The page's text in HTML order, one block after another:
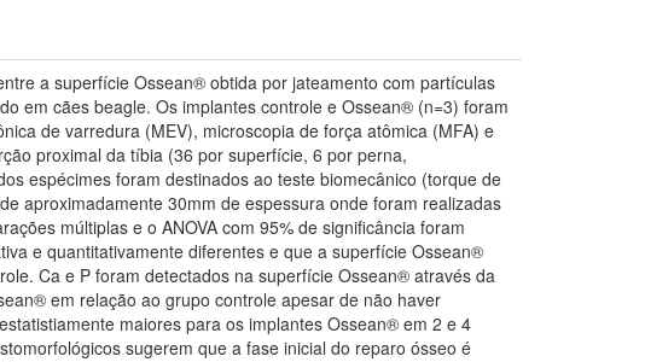
a superfície Ossean® obtida por jateamento com partículas
em cães beagle. Os implantes controle e Ossean® (n=3) foram
de varredura (MEV), microscopia de força atômica (MFA) e
proximal da tíbia (36 por superfície, 6 por perna,
espécimes foram destinados ao teste biomecânico (torque de
aproximadamente 30mm de espessura onde foram realizadas
múltiplas e o ANOVA com 95% de significância foram
e quantitativamente diferentes e que a superfície Ossean®
Ca e P foram detectados na superfície Ossean® através da
em relação ao grupo controle apesar de não haver
maiores para os implantes Ossean® em 2 e 4
sugerem que a fase inicial do reparo ósseo é